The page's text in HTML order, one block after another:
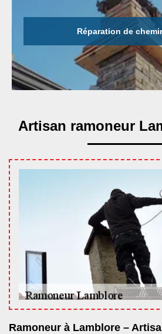
Réparation de
Artisan ramoneur
Ramoneur à Lamblore –